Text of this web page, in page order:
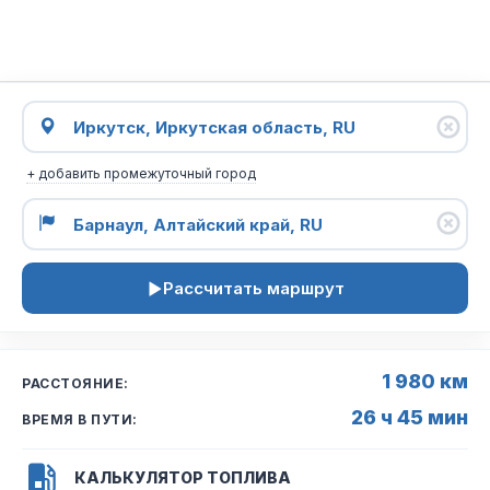
+ добавить промежуточный город
Рассчитать маршрут
РАССТОЯНИЕ: 1 980 км
ВРЕМЯ В ПУТИ: 26 ч 45 мин
КАЛЬКУЛЯТОР ТОПЛИВА